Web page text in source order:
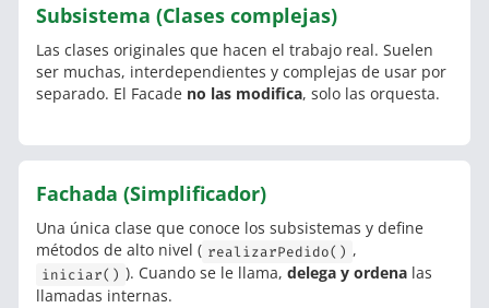
Subsistema (Clases complejas)
Las clases originales que hacen el trabajo real. Suelen
ser muchas, interdependientes y complejas de usar por
separado. El Facade no las modifica, solo las orquesta.
Fachada (Simplificador)
Una única clase que conoce los subsistemas y define
métodos de alto nivel ( realizarPedido() ,
iniciar() ). Cuando se le llama,delega y ordena las
llamadas internas.